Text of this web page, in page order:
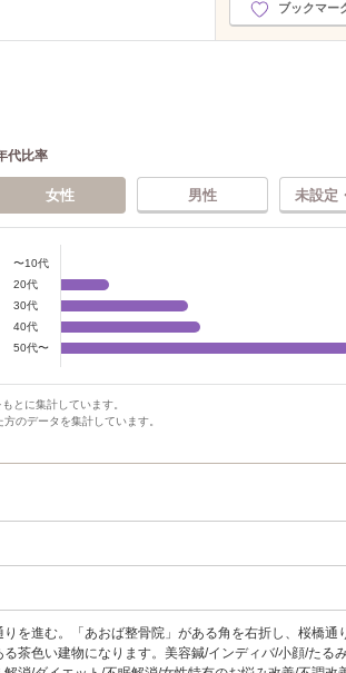
ブックマー
代比率
女性 男性 未設定
〜10代
20代
30代
40代
50代〜
とに集計しています。
のデータを集計しています。
を進む。「あおば整骨院」がある角を右折し、桜橋通
茶色い建物になります。美容鍼/インディバ/小顔/たる